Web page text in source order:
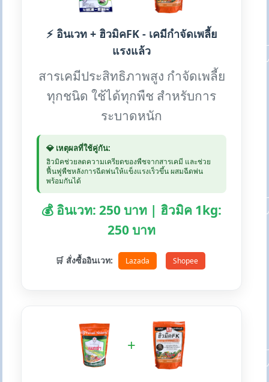
⚡ อินเวท + ฮิวมิคFK - เคมีกำจัดเพลี้ย
แรงแล้ว
สารเคมีประสิทธิภาพสูง กำจัดเพลี้ย
ทุกชนิด ใช้ได้ทุกพืช สำหรับการ
ระบาดหนัก
💎 เหตุผลที่ใช้คู่กัน:
ฮิวมิคช่วยลดความเครียดของพืชจากสารเคมี และช่วย
ฟื้นฟูพืชหลังการฉีดพ่นให้แข็งแรงเร็วขึ้น ผสมฉีดพ่น
พร้อมกันได้
💰 อินเวท: 250 บาท | ฮิวมิค 1kg:
250 บาท
🛒 สั่งซื้ออินเวท: Lazada Shopee
+